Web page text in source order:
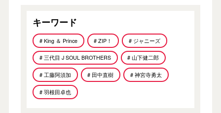
キーワード
# King ＆ Prince # ZIP！ # ジャニーズ
# 三代目 J SOUL BROTHERS # 山下健二郎
# 工藤阿須加 # 田中直樹 # 神宮寺勇太
# 羽根田卓也